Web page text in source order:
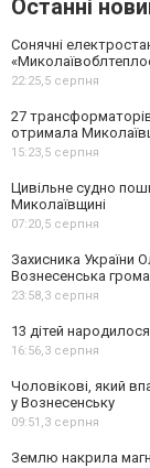
Останні
Сонячні
22:25,5 серпня
27
отримала
15:23,5 серпня
Цивільне судно
Миколаївщині
07:20,5 серпня
Захисника України
Вознесенська
23:58,3 серпня
13 дітей
16:56,3 серпня
Чоловікові, який
у Вознесенську
09:51,3 серпня
Землю накрила